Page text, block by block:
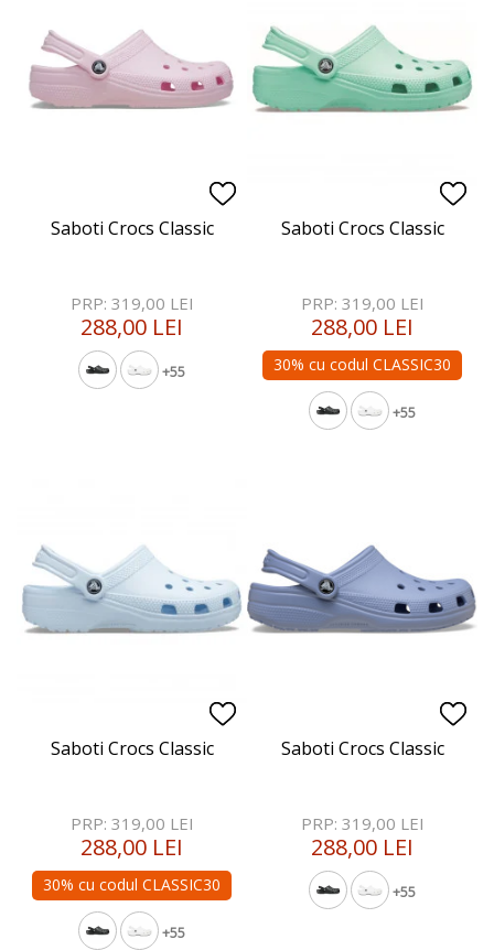
Saboti Crocs Classic
+55
PRP: 319,00 LEI
288,00 LEI
Saboti Crocs Classic
+55
PRP: 319,00 LEI
288,00 LEI
30% cu codul CLASSIC30
Saboti Crocs Classic
+55
PRP: 319,00 LEI
288,00 LEI
30% cu codul CLASSIC30
Saboti Crocs Classic
+55
PRP: 319,00 LEI
288,00 LEI